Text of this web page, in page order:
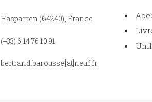
Hasparren (64240), France
(+33) 6 14 76 10 91
bertrand.barousse[at]neuf.fr